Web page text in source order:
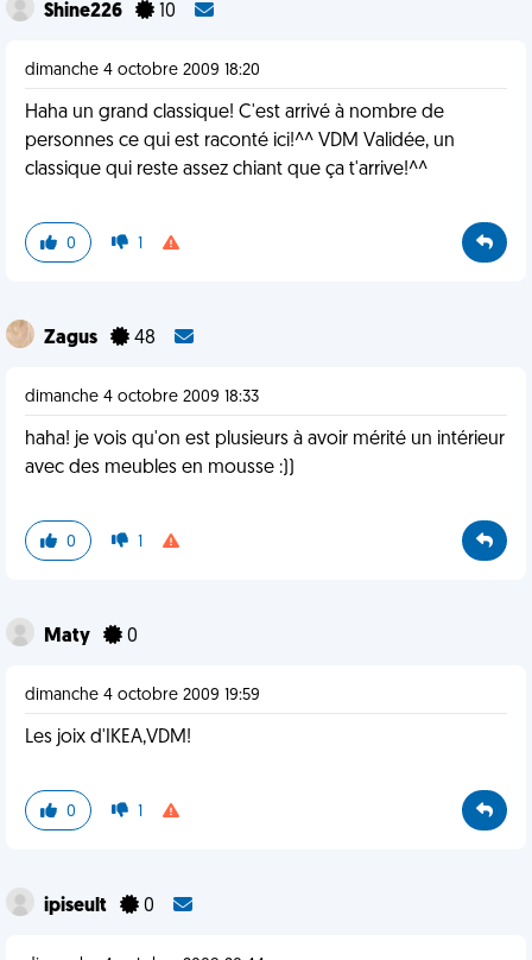
Shine226 10
dimanche 4 octobre 2009 18:20
Haha un grand classique! C'est arrivé à nombre de
personnes ce qui est raconté ici!^^ VDM Validée, un
classique qui reste assez chiant que ça t'arrive!^^
0 1
Zagus 48
dimanche 4 octobre 2009 18:33
haha! je vois qu'on est plusieurs à avoir mérité un intérieur
avec des meubles en mousse :))
0 1
Maty 0
dimanche 4 octobre 2009 19:59
Les joix d'IKEA,VDM!
0 1
ipiseult 0